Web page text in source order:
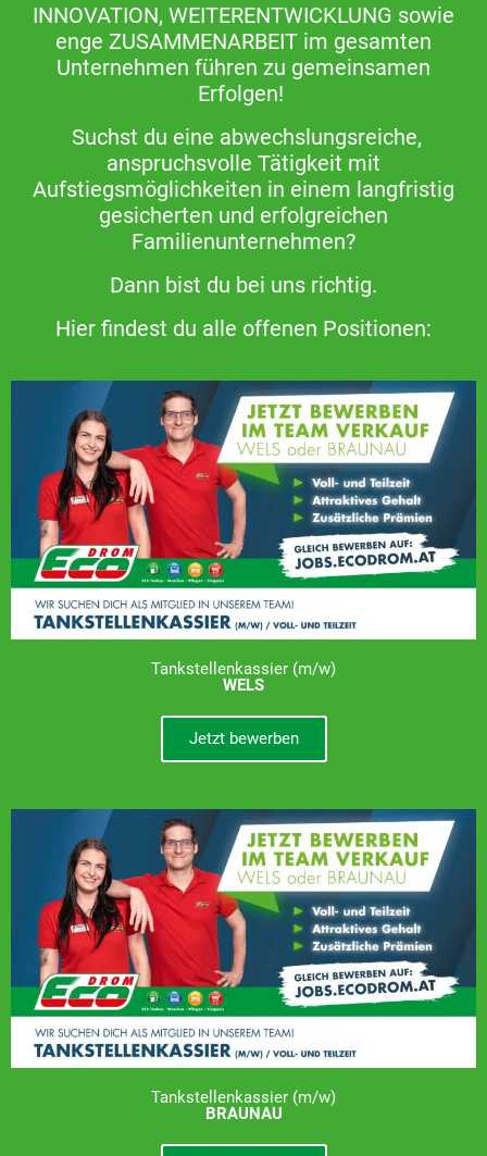
INNOVATION, WEITERENTWICKLUNG sowie
enge ZUSAMMENARBEIT im gesamten
Unternehmen führen zu gemeinsamen
Erfolgen!
Suchst du eine abwechslungsreiche,
anspruchsvolle Tätigkeit mit
Aufstiegsmöglichkeiten in einem langfristig
gesicherten und erfolgreichen
Familienunternehmen?
Dann bist du bei uns richtig.
Hier findest du alle offenen Positionen:
Tankstellenkassier (m/w)
WELS
Jetzt bewerben
Tankstellenkassier (m/w)
BRAUNAU